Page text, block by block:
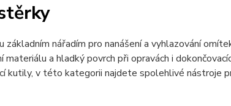
základním nářadím pro nanášení a vyhlazování
materiálu a hladký povrch při opravách i
kutily, v této kategorii najdete spolehlivé nástroje